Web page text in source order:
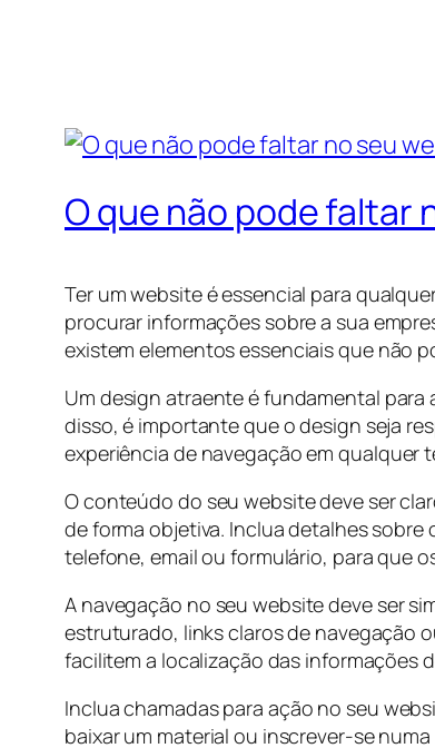
O que não pode faltar
Ter um website é essencial para
procurar informações sobre a sua
existem elementos essenciais que não
Um design atraente é fundamental para
disso, é importante que o design seja
experiência de navegação em qualquer
O conteúdo do seu website deve ser
de forma objetiva. Inclua detalhes
telefone, email ou formulário, para que
A navegação no seu website deve ser
estruturado, links claros de navegação
facilitem a localização das informações
Inclua chamadas para ação no seu
baixar um material ou inscrever-se